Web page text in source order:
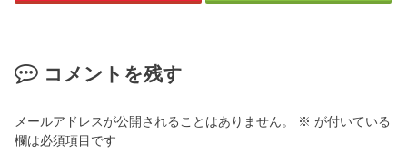
コメントを残す
メールアドレスが公開されることはありません。 ※ が付いている
欄は必須項目です